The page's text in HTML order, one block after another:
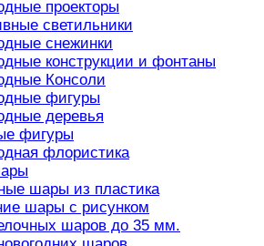
проекторы
светильники
снежинки
конструкции и фонтаны
Консоли
фигуры
деревья
фигуры
флористика
шары из пластика
шары с рисунком
шаров до 35 мм.